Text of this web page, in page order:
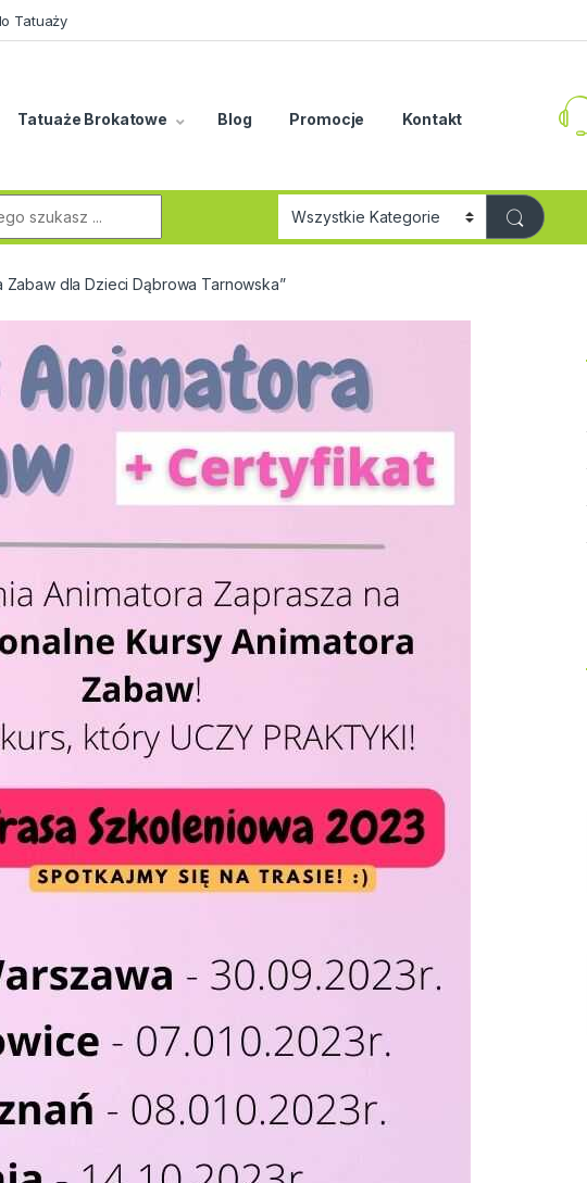
Tatuaży
Tatuaże Brokatowe Blog Promocje Kontakt
Zabaw dla Dzieci Dąbrowa Tarnowska”